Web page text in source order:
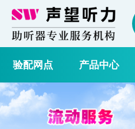
验配网点 产品中心